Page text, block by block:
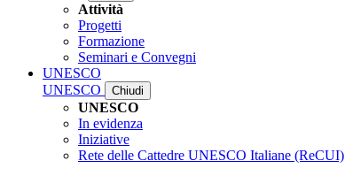
Attività
Progetti
Formazione
Seminari e Convegni
UNESCO
UNESCO
Chiudi
UNESCO
In evidenza
Iniziative
Rete delle Cattedre UNESCO Italiane (ReCUI)